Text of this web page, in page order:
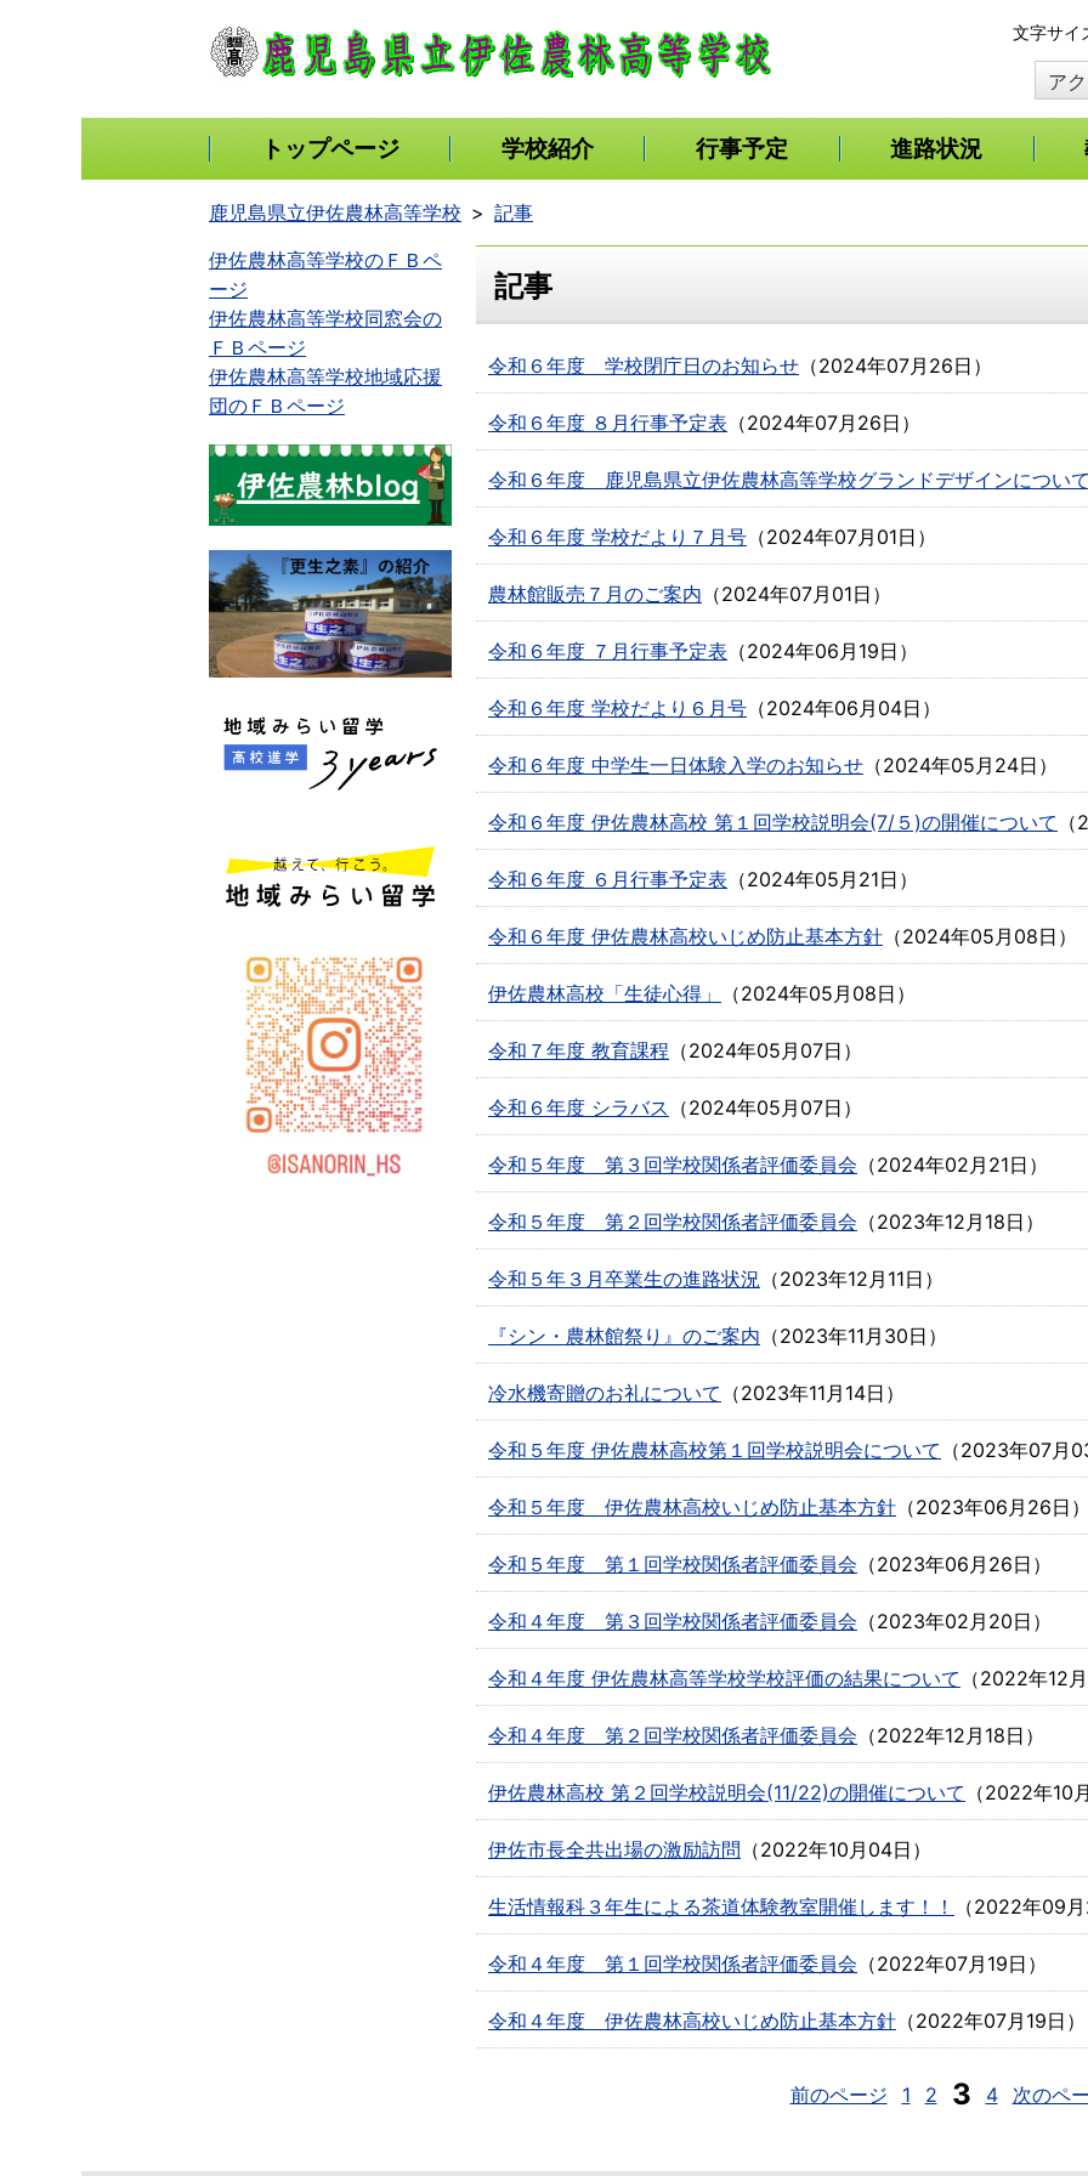
本
文字サイ
ア
トップページ 学校紹介 行事予定 進路状況
鹿児島県立伊佐農林高等学校 記事
記事
令和６年度 学校閉庁日のお知らせ （2024年07月26日 ）
令和６年度 ８月行事予定表 （2024年07月26日 ）
令和６年度 鹿児島県立伊佐農林高等学校グランドデザインについて
令和６年度 学校だより７月号 （2024年07月01日 ）
農林館販売７月のご案内 （2024年07月01日 ）
令和６年度 ７月行事予定表 （2024年06月19日 ）
令和６年度 学校だより６月号 （2024年06月04日 ）
令和６年度 中学生一日体験入学のお知らせ （2024年05月24日 ）
令和６年度 伊佐農林高校 第１回学校説明会(7/５)の開催について （
令和６年度 ６月行事予定表 （2024年05月21日 ）
令和６年度 伊佐農林高校いじめ防止基本方針 （2024年05月08日 ）
伊佐農林高校「生徒心得」 （2024年05月08日 ）
令和７年度 教育課程 （2024年05月07日 ）
令和６年度 シラバス （2024年05月07日 ）
令和５年度 第３回学校関係者評価委員会 （2024年02月21日 ）
令和５年度 第２回学校関係者評価委員会 （2023年12月18日 ）
令和５年３月卒業生の進路状況 （2023年12月11日 ）
『シン・農林館祭り』のご案内 （2023年11月30日 ）
冷水機寄贈のお礼について （2023年11月14日 ）
令和５年度 伊佐農林高校第１回学校説明会について （2023年07月
令和５年度 伊佐農林高校いじめ防止基本方針 （2023年06月26日 ）
令和５年度 第１回学校関係者評価委員会 （2023年06月26日 ）
令和４年度 第３回学校関係者評価委員会 （2023年02月20日 ）
令和４年度 伊佐農林高等学校学校評価の結果について （2022年12
令和４年度 第２回学校関係者評価委員会 （2022年12月18日 ）
伊佐農林高校 第２回学校説明会(11/22)の開催について （2022年10
伊佐市長全共出場の激励訪問 （2022年10月04日 ）
生活情報科３年生による茶道体験教室開催します！！ （2022年09
令和４年度 第１回学校関係者評価委員会 （2022年07月19日 ）
令和４年度 伊佐農林高校いじめ防止基本方針 （2022年07月19日 ）
前のページ 1 2 3 4 次のペ
伊佐農林高等学校のＦＢペ
ージ
伊佐農林高等学校同窓会の
ＦＢページ
伊佐農林高等学校地域応援
団のＦＢページ